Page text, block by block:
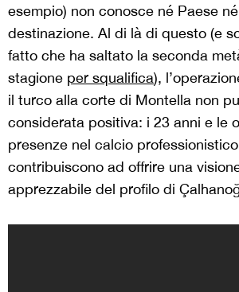
esempio) non conosce né Paese
destinazione. Al di là di questo (e
fatto che ha saltato la seconda
stagione per squalifica),
il turco alla corte di Montella non
considerata positiva: i 23 anni e le
presenze nel calcio
contribuiscono ad offrire una
apprezzabile del profilo di